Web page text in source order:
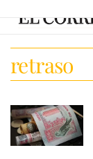
retraso